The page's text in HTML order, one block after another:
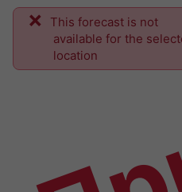
This forecast is not
available for the
location